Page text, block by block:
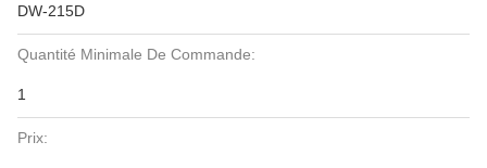
DW-215D
Quantité Minimale De Commande:
1
Prix: